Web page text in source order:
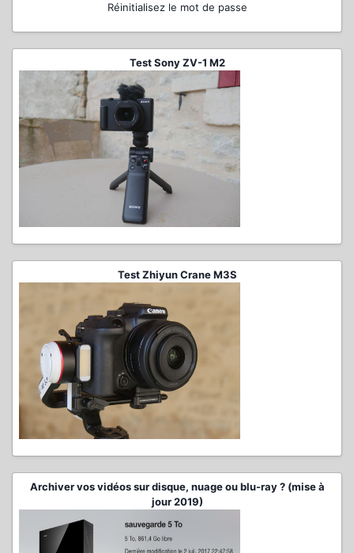
Réinitialisez le mot de passe
Test Sony ZV-1 M2
Test Zhiyun Crane M3S
Archiver vos vidéos sur disque, nuage ou blu-ray ? (mise à
jour 2019)